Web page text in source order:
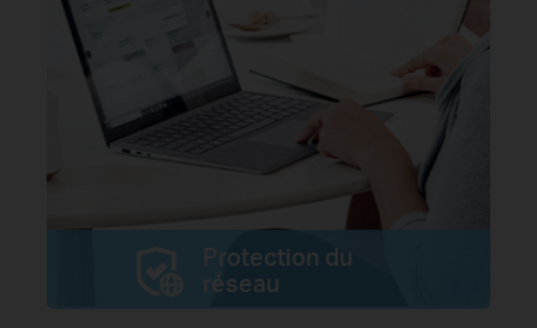
Protection du
réseau